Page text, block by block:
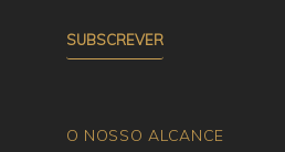
O NOSSO ALCANCE